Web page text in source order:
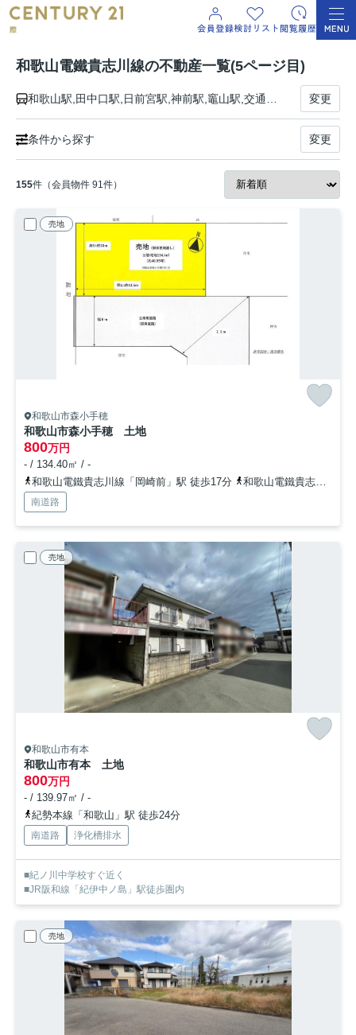
和歌山電鐵貴志川線の不動産一覧(5ページ目)
変更
条件から探す 変更
155件（会員物件 91件）
売地
和歌山市森小手穂
和歌山市森小手穂 土地
800万円
- / 134.40㎡ / -
和歌山電鐵貴志川線「岡崎前」駅 徒歩17分
和歌山電鐵貴志川線「交通センター前」駅 徒歩18分
南道路
売地
和歌山市有本
和歌山市有本 土地
800万円
- / 139.97㎡ / -
紀勢本線「和歌山」駅 徒歩24分
南道路 浄化槽排水
■紀ノ川中学校すぐ近く
■JR阪和線「紀伊中ノ島」駅徒歩圏内
売地